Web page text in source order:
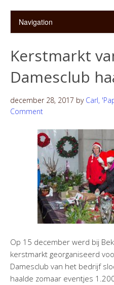
Kerstmarkt
Damesclub
december 28, 2017 by Carl,
Comment
Op 15 december werd bij
kerstmarkt georganiseerd
Damesclub van het bedrijf
haalde zomaar eventjes